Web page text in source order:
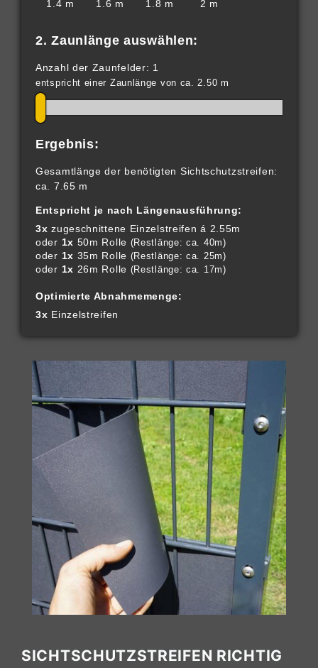
1.4 m 1.6 m 1.8 m 2 m
2. Zaunlänge auswählen:
Anzahl der Zaunfelder: 1
entspricht einer Zaunlänge von ca. 2.50 m
Ergebnis:
Gesamtlänge der benötigten Sichtschutzstreifen:
ca. 7.65 m
Entspricht je nach Längenausführung:
3x zugeschnittene Einzelstreifen á 2.55m
oder 1x 50m Rolle (Restlänge: ca. 40m)
oder 1x 35m Rolle (Restlänge: ca. 25m)
oder 1x 26m Rolle (Restlänge: ca. 17m)
Optimierte Abnahmemenge:
3x Einzelstreifen
SICHTSCHUTZSTREIFEN RICHTIG